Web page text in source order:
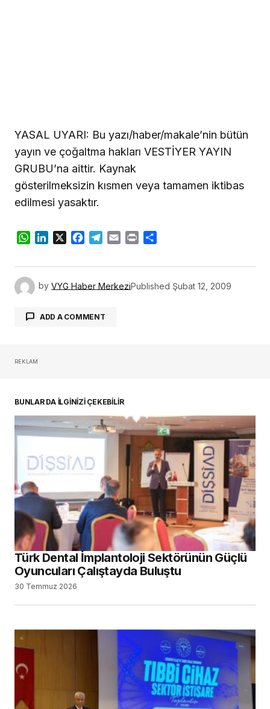
YASAL UYARI: Bu yazı/haber/makale’nin bütün
yayın ve çoğaltma hakları VESTİYER YAYIN
GRUBU’na aittir. Kaynak
gösterilmeksizin kısmen veya tamamen iktibas
edilmesi yasaktır.
WhatsApp
LinkedIn
X Facebook
Telegram
Email Print
by VYG Haber MerkeziPublished Şubat 12, 2009
ADD A COMMENT
REKLAM
BUNLAR DA İLGİNİZİ ÇEKEBİLİR
Türk Dental İmplantoloji Sektörünün Güçlü
Oyuncuları Çalıştayda Buluştu
30 Temmuz 2026